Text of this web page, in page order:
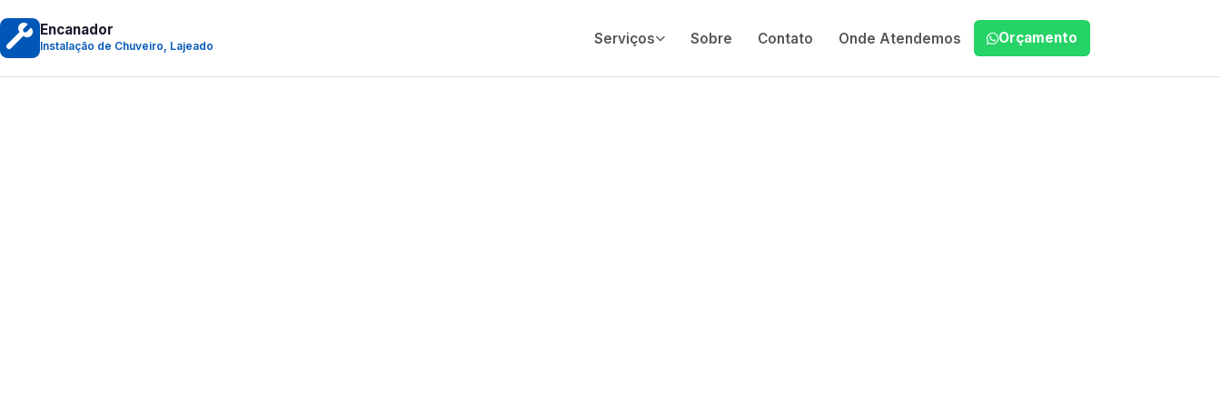
Encanador
Instalação de Chuveiro, Lajeado Serviços Sobre Contato Onde Atendemos Orçamento